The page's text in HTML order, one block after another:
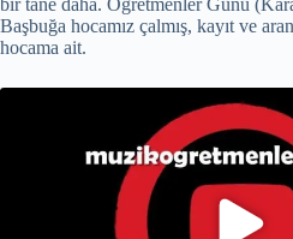
bir tane daha. Öğretmenler Günü
Başbuğa hocamız çalmış, kayıt ve
hocama ait.